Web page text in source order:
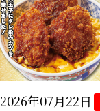
2026年07月22日